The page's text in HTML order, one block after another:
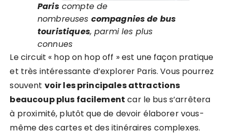
Pariscompte de
nombreuses compagnies de bus
touristiques, parmi les plus
connues
Le circuit « hop on hop off » est une façon pratique
et très intéressante d’explorer Paris. Vous pourrez
souvent voir les principales attractions
beaucoup plus facilement car le bus s’arrêtera
à proximité, plutôt que de devoir élaborer vous-
même des cartes et des itinéraires complexes.